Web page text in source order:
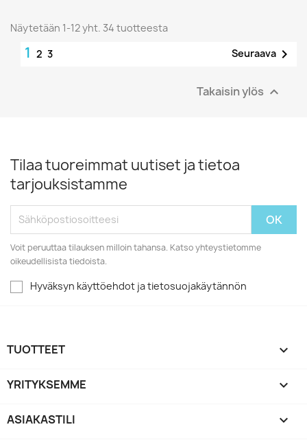
Näytetään 1-12 yht. 34 tuotteesta
1 2 3 Seuraava 
Takaisin ylös 
Tilaa tuoreimmat uutiset ja tietoa
tarjouksistamme
Voit peruuttaa tilauksen milloin tahansa. Katso yhteystietomme
oikeudellisista tiedoista.
Hyväksyn käyttöehdot ja tietosuojakäytännön
TUOTTEET 
YRITYKSEMME 
ASIAKASTILI 